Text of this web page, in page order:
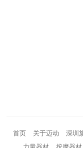
首页 关于迈动 深圳